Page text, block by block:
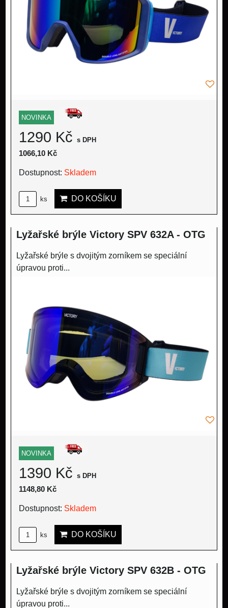
NOVINKA
1290 Kč s DPH
1066,10 Kč
Dostupnost: Skladem
ks DO KOŠÍKU
Lyžařské brýle Victory SPV 632A - OTG
Lyžařské brýle s dvojitým zorníkem se speciální
úpravou proti...
NOVINKA
1390 Kč s DPH
1148,80 Kč
Dostupnost: Skladem
ks DO KOŠÍKU
Lyžařské brýle Victory SPV 632B - OTG
Lyžařské brýle s dvojitým zorníkem se speciální
úpravou proti...